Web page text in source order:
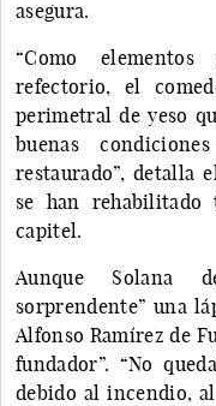
asegura.
“Como
refectorio, el
perimetral de yeso
buenas
restaurado”, detalla
se han
capitel.
Aunque Solana
sorprendente” una
Alfonso Ramírez de
fundador”. “No
debido al incendio,